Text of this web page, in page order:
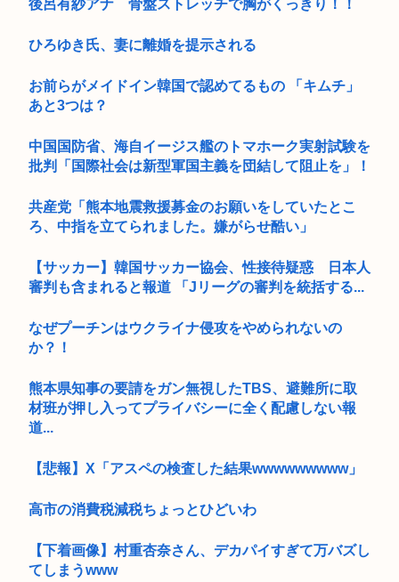
後呂有紗アナ 骨盤ストレッチで胸がくっきり！！
ひろゆき氏、妻に離婚を提示される
お前らがメイドイン韓国で認めてるもの 「キムチ」
あと3つは？
中国国防省、海自イージス艦のトマホーク実射試験を
批判「国際社会は新型軍国主義を団結して阻止を」！
共産党「熊本地震救援募金のお願いをしていたとこ
ろ、中指を立てられました。嫌がらせ酷い」
【サッカー】韓国サッカー協会、性接待疑惑 日本人
審判も含まれると報道 「Jリーグの審判を統括する...
なぜプーチンはウクライナ侵攻をやめられないの
か？！
熊本県知事の要請をガン無視したTBS、避難所に取
材班が押し入ってプライバシーに全く配慮しない報
道...
【悲報】X「アスペの検査した結果wwwwwwwww」
高市の消費税減税ちょっとひどいわ
【下着画像】村重杏奈さん、デカパイすぎて万バズし
てしまうwww